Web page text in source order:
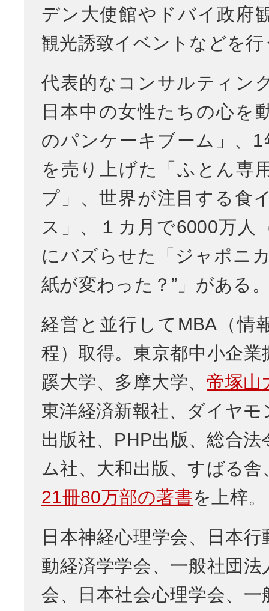
デン大使館やドバイ政府
観光誘致イベントなどを行
代表的なコンサルティン
日本中の女性たちの心を
のパンケーキブーム」、
を売り上げた「ふとん専
プ」、世界が注目する食
ス」、１カ月で6000万人
にバズらせた「ジャポニ
紙が変わった？”」がある
経営と並行してMBA（情
程）取得。東京都中小企業
蹊大学、多摩大学、 帝塚山
東洋経済新報社、ダイヤ
出版社、PHP出版、総合
ム社、大和出版、すばる舎
21冊80万部の著書を上梓。
日本神経心理学会、日本
動経済学学会、一般社団
会、日本社会心理学会、一